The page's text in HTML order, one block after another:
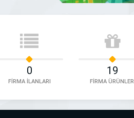
0
FİRMA İLANLARI
19
FİRMA ÜRÜNLERİ